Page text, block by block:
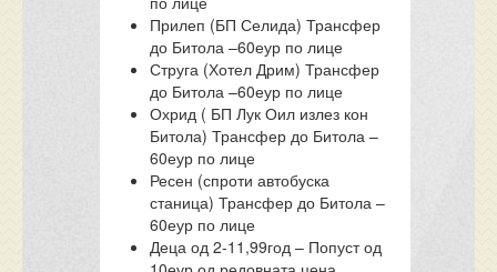
Прилеп (БП Селида) Трансфер
до Битола –60еур по лице
Струга (Хотел Дрим) Трансфер
до Битола –60еур по лице
Охрид ( БП Лук Оил излез кон
Битола) Трансфер до Битола –
60еур по лице
Ресен (спроти автобуска
станица) Трансфер до Битола –
60еур по лице
Деца од 2-11,99год – Попуст од